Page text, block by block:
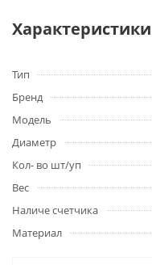
Характеристики
Тип
Бренд
Модель
Диаметр
Кол- во шт/уп
Вес
Наличе счетчика
Материал